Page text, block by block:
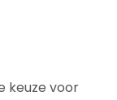
keuze voor